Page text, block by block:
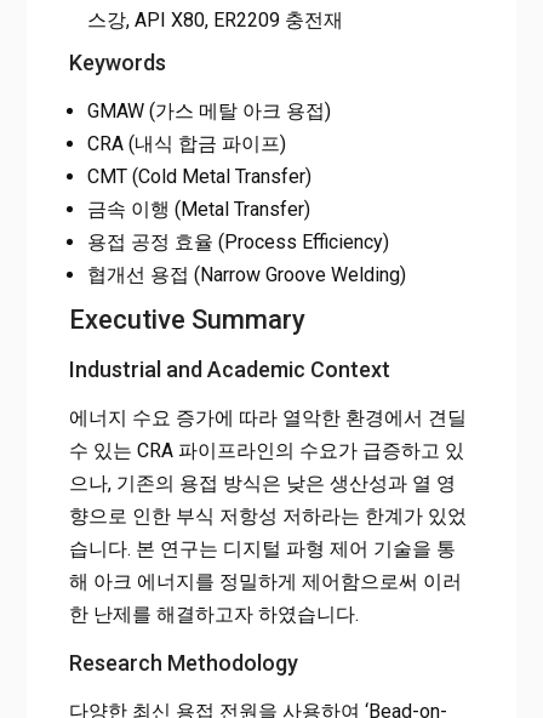
스강, API X80, ER2209 충전재
Keywords
GMAW (가스 메탈 아크 용접)
CRA (내식 합금 파이프)
CMT (Cold Metal Transfer)
금속 이행 (Metal Transfer)
용접 공정 효율 (Process Efficiency)
협개선 용접 (Narrow Groove Welding)
Executive Summary
Industrial and Academic Context
에너지 수요 증가에 따라 열악한 환경에서 견딜
수 있는 CRA 파이프라인의 수요가 급증하고 있
으나, 기존의 용접 방식은 낮은 생산성과 열 영
향으로 인한 부식 저항성 저하라는 한계가 있었
습니다. 본 연구는 디지털 파형 제어 기술을 통
해 아크 에너지를 정밀하게 제어함으로써 이러
한 난제를 해결하고자 하였습니다.
Research Methodology
다양한 최신 용접 전원을 사용하여 ‘Bead-on-